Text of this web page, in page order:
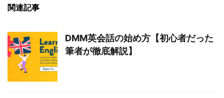
関連記事
DMM英会話の始め方【初心者だった
筆者が徹底解説】